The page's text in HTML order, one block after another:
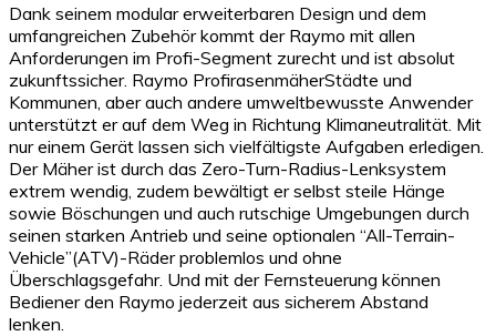
Dank seinem modular erweiterbaren Design und dem
umfangreichen Zubehör kommt der Raymo mit allen
Anforderungen im Profi-Segment zurecht und ist absolut
zukunftssicher. Raymo ProfirasenmäherStädte und
Kommunen, aber auch andere umweltbewusste Anwender
unterstützt er auf dem Weg in Richtung Klimaneutralität. Mit
nur einem Gerät lassen sich vielfältigste Aufgaben erledigen.
Der Mäher ist durch das Zero-Turn-Radius-Lenksystem
extrem wendig, zudem bewältigt er selbst steile Hänge
sowie Böschungen und auch rutschige Umgebungen durch
seinen starken Antrieb und seine optionalen “All-Terrain-
Vehicle”(ATV)-Räder problemlos und ohne
Überschlagsgefahr. Und mit der Fernsteuerung können
Bediener den Raymo jederzeit aus sicherem Abstand
lenken.